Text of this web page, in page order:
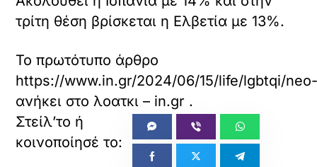
τρίτη θέση βρίσκεται η Ελβετία με 13%.
Το πρωτότυπο άρθρο
https://www.in.gr/2024/06/15/life/lgbtqi/
ανήκει στο λοατκι – in.gr .